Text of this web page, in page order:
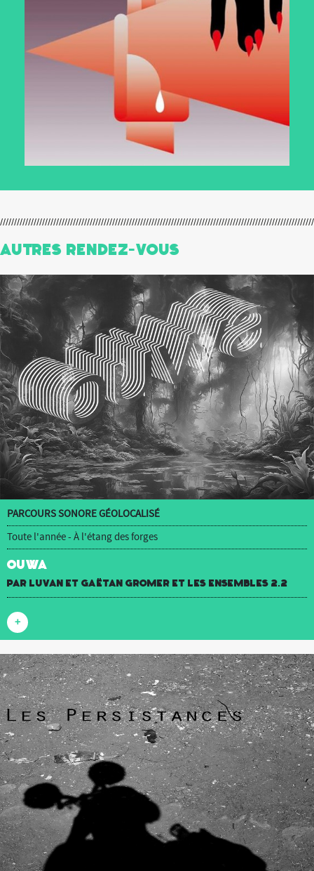
Autres Rendez-Vous
PARCOURS SONORE GÉOLOCALISÉ
Toute l'année - À l'étang des forges
OUWA
par luvan et Gaëtan Gromer et Les Ensembles 2.2
+